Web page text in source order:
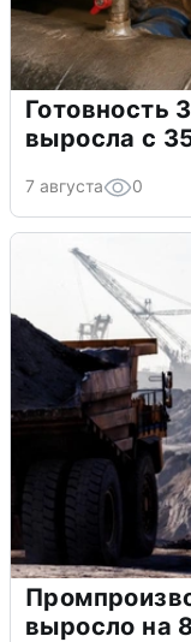
Готовность
выросла с
7 августа 0
выросло на